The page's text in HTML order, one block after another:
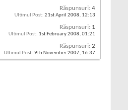
Răspunsuri: 4
Ultimul Post: 21st April 2008, 12:13
Răspunsuri: 1
Ultimul Post: 1st February 2008, 01:21
Răspunsuri: 2
Ultimul Post: 9th November 2007, 16:37